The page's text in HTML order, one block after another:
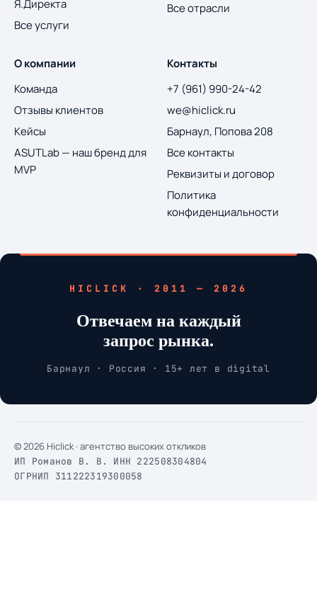
Я.Директа
Все услуги
Все отрасли
О компании
Команда
Отзывы клиентов
Кейсы
ASUTLab — наш бренд для
MVP
Контакты
+7 (961) 990-24-42
we@hiclick.ru
Барнаул, Попова 208
Все контакты
Реквизиты и договор
Политика
конфиденциальности
HICLICK · 2011 — 2026
Отвечаем на каждый
запрос рынка.
Барнаул · Россия · 15+ лет в digital
© 2026 Hiclick · агентство высоких откликов
ИП Романов В. В. ИНН 222508304804
ОГРНИП 311222319300058